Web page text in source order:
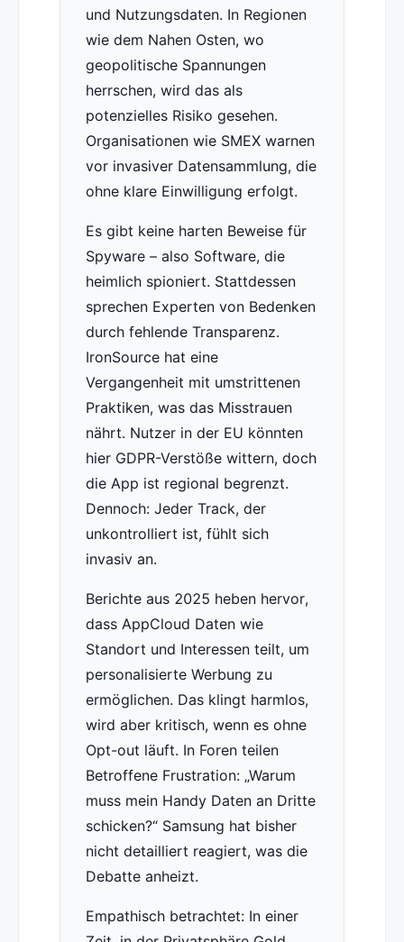
und Nutzungsdaten. In Regionen
wie dem Nahen Osten, wo
geopolitische Spannungen
herrschen, wird das als
potenzielles Risiko gesehen.
Organisationen wie SMEX warnen
vor invasiver Datensammlung, die
ohne klare Einwilligung erfolgt.
Es gibt keine harten Beweise für
Spyware – also Software, die
heimlich spioniert. Stattdessen
sprechen Experten von Bedenken
durch fehlende Transparenz.
IronSource hat eine
Vergangenheit mit umstrittenen
Praktiken, was das Misstrauen
nährt. Nutzer in der EU könnten
hier GDPR-Verstöße wittern, doch
die App ist regional begrenzt.
Dennoch: Jeder Track, der
unkontrolliert ist, fühlt sich
invasiv an.
Berichte aus 2025 heben hervor,
dass AppCloud Daten wie
Standort und Interessen teilt, um
personalisierte Werbung zu
ermöglichen. Das klingt harmlos,
wird aber kritisch, wenn es ohne
Opt-out läuft. In Foren teilen
Betroffene Frustration: „Warum
muss mein Handy Daten an Dritte
schicken?“ Samsung hat bisher
nicht detailliert reagiert, was die
Debatte anheizt.
Empathisch betrachtet: In einer